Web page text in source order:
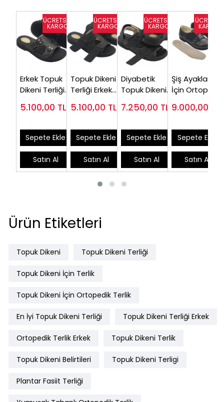
Erkek Topuk
Dikeni Terliği
(Silikon
5.100,00 TL
Sepete Ekle
Satın Al
Topuk Dikeni
Terliği Erkek
Ayaklara
5.100,00 TL
Sepete Ekle
Satın Al
Diyabetik
Topuk Dikeni
Erkek EPT-
7.250,00 TL
Sepete Ekle
Satın Al
Şiş Ayaklar
İçin Ortopedik
Erkek ( En Çok
Model)
9.000,00
Sepete Ekle
Satın Al
Ürün Etiketleri
Topuk Dikeni Topuk Dikeni Terliği
Topuk Dikeni İçin Terlik
Topuk Dikeni İçin Ortopedik Terlik
En İyi Topuk Dikeni Terliği Topuk Dikeni Terliği Erkek
Ortopedik Terlik Erkek Topuk Dikeni Terlik
Topuk Dikeni Belirtileri Topuk Dikeni Terligi
Plantar Fasiit Terliği